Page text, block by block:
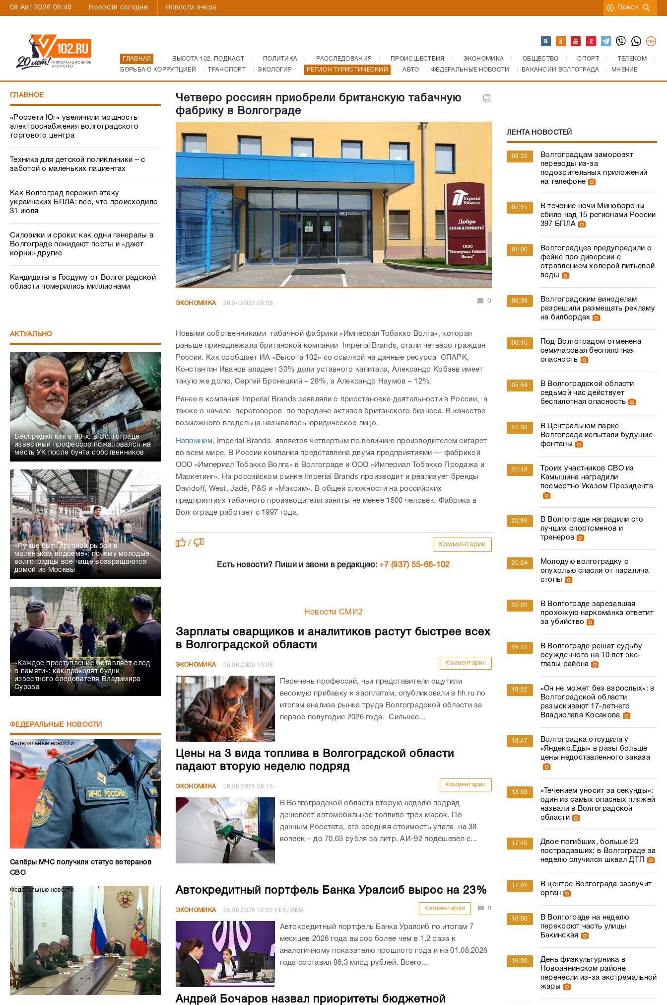
08 Авг 2026 08:40 Новости сегодня Новости вчера Поиск
ГЛАВНАЯ ВЫСОТА 102. ПОДКАСТ ПОЛИТИКА РАССЛЕДОВАНИЯ ПРОИСШЕСТВИЯ ЭКОНОМИКА ОБЩЕСТВО СПОРТ
ТЕЛЕКОМ
БОРЬБА С КОРРУПЦИЕЙ
ТРАНСПОРТ ЭКОЛОГИЯ РЕГИОН ТУРИСТИЧЕСКИЙ АВТО ФЕДЕРАЛЬНЫЕ НОВОСТИ ВАКАНСИИ ВОЛГОГРАДА МНЕНИЕ
ГЛАВНОЕ
«Россети Юг» увеличили мощность
электроснабжения волгоградского
торгового центра
Техника для детской поликлиники – с
заботой о маленьких пациентах
Как Волгоград пережил атаку
украинских БПЛА: все, что происходило
31 июля
Силовики и сроки: как одни генералы в
Волгограде покидают посты и «дают
корни» другие
Кандидаты в Госдуму от Волгоградской
области померились миллионами
АКТУАЛЬНО
Беспредел как в 90-х: в Волгограде
известный профессор пожаловался на
месть УК после бунта собственников
«Лучше быть крупной рыбой в
маленьком водоеме»: почему молодые
волгоградцы все чаще возвращаются
домой из Москвы
«Каждое преступление оставляет след
в памяти»: как проходят будни
известного следователя Владимира
Сурова
ФЕДЕРАЛЬНЫЕ НОВОСТИ
Федеральные новости
Сапёры МЧС получили статус ветеранов
СВО
Федеральные новости
Четверо россиян приобрели британскую табачную
фабрику в Волгограде
ЭКОНОМИКА 29.04.2022 08:08 0
Новыми собственниками табачной фабрики «Империал Тобакко Волга», которая
раньше принадлежала британской компании Imperial Brands, стали четверо граждан
России. Как сообщает ИА «Высота 102» со ссылкой на данные ресурса СПАРК,
Константин Иванов владеет 30% доли уставного капитала, Александр Кобзев имеет
такую же долю, Сергей Бронецкий – 28%, а Александр Наумов – 12%.
Ранее в компания Imperial Brands заявляли о приостановке деятельности в России, а
также о начале переговоров по передаче активов британского бизнеса. В качестве
возможного владельца называлось юридическое лицо.
Напомним, Imperial Brands является четвертым по величине производителем сигарет
во всем мире. В России компания представлена двумя предприятиями — фабрикой
ООО «Империал Тобакко Волга» в Волгограде и ООО «Империал Тобакко Продажа и
Маркетинг». На российском рынке Imperial Brands производит и реализует бренды
Davidoff, West, Jadé, P&S и «Максим». В общей сложности на российских
предприятиях табачного производителя заняты не менее 1500 человек. Фабрика в
Волгограде работает с 1997 года.
/ Комментарии
Есть новости? Пиши и звони в редакцию:+7 (937) 55-66-102
Новости СМИ2
Зарплаты сварщиков и аналитиков растут быстрее всех
в Волгоградской области
ЭКОНОМИКА 06.08.2026 13:08 Комментарии
Перечень профессий, чьи представители ощутили
весомую прибавку к зарплатам, опубликовали в hh.ru по
итогам анализа рынка труда Волгоградской области за
первое полугодие 2026 года. Сильнее...
Цены на 3 вида топлива в Волгоградской области
падают вторую неделю подряд
ЭКОНОМИКА 06.08.2026 08:15 Комментарии
В Волгоградской области вторую неделю подряд
дешевеет автомобильное топливо трех марок. По
данным Росстата, его средняя стоимость упала на 38
копеек – до 70,63 рубля за литр. АИ-92 подешевел с...
Автокредитный портфель Банка Уралсиб вырос на 23%
ЭКОНОМИКА 05.08.2026 12:02 РЕКЛАМА Комментарии 0
Автокредитный портфель Банка Уралсиб по итогам 7
месяцев 2026 года вырос более чем в 1,2 раза к
аналогичному показателю прошлого года и на 01.08.2026
года составил 86,3 млрд рублей. Всего...
Андрей Бочаров назвал приоритеты бюджетной
ЛЕНТА НОВОСТЕЙ
08:33
Волгоградцам заморозят
переводы из-за
подозрительных приложений
на телефоне
07:51
В течение ночи Минобороны
сбило над 15 регионами России
397 БПЛА
07:00
Волгоградцев предупредили о
фейке про диверсии с
отравлением холерой питьевой
воды
06:39
Волгоградским виноделам
разрешили размещать рекламу
на билбордах
06:10
Под Волгоградом отменена
семичасовая беспилотная
опасность
05:54
В Волгоградской области
седьмой час действует
беспилотная опасность
21:38
В Центральном парке
Волгограда испытали будущие
фонтаны
21:18
Троих участников СВО из
Камышина наградили
посмертно Указом Президента
20:59
В Волгограде наградили сто
лучших спортсменов и
тренеров
20:24
Молодую волгоградку с
опухолью спасли от паралича
стопы
20:03
В Волгограде зарезавшая
прохожую наркоманка ответит
за убийство
19:31
В Волгограде решат судьбу
осужденного на 10 лет экс-
главы района
19:22
«Он не может без взрослых»: в
Волгоградской области
разыскивают 17-летнего
Владислава Косакова
18:47
Волгоградка отсудила у
«Яндекс.Еды» в разы больше
цены недоставленного заказа
18:03
«Течением уносит за секунды»:
один из самых опасных пляжей
назвали в Волгоградской
области
17:40
Двое погибших, больше 20
пострадавших: в Волгограде за
неделю случился шквал ДТП
17:01
В центре Волгограда зазвучит
орган
16:50
В Волгограде на неделю
перекроют часть улицы
Бакинская
16:39
День физкультурника в
Новоаннинском районе
перенесли из-за экстремальной
жары